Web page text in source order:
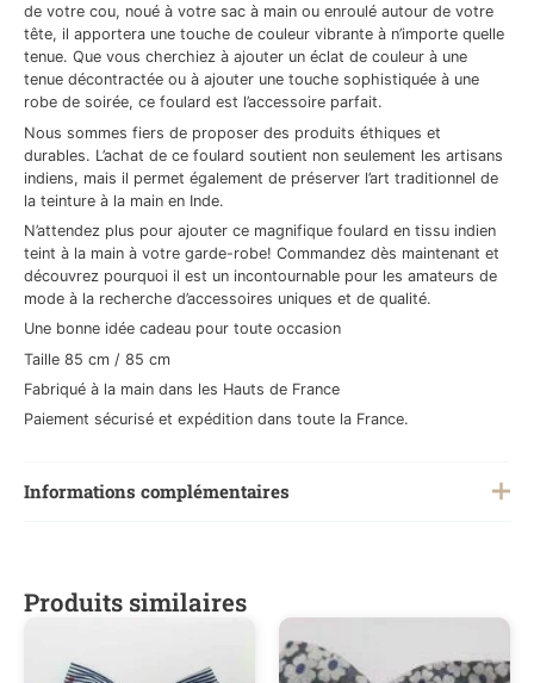
de votre cou, noué à votre sac à main ou enroulé autour de votre
tête, il apportera une touche de couleur vibrante à n’importe quelle
tenue. Que vous cherchiez à ajouter un éclat de couleur à une
tenue décontractée ou à ajouter une touche sophistiquée à une
robe de soirée, ce foulard est l’accessoire parfait.
Nous sommes fiers de proposer des produits éthiques et
durables. L’achat de ce foulard soutient non seulement les artisans
indiens, mais il permet également de préserver l’art traditionnel de
la teinture à la main en Inde.
N’attendez plus pour ajouter ce magnifique foulard en tissu indien
teint à la main à votre garde-robe! Commandez dès maintenant et
découvrez pourquoi il est un incontournable pour les amateurs de
mode à la recherche d’accessoires uniques et de qualité.
Une bonne idée cadeau pour toute occasion
Taille 85 cm / 85 cm
Fabriqué à la main dans les Hauts de France
Paiement sécurisé et expédition dans toute la France.
Informations complémentaires
Produits similaires